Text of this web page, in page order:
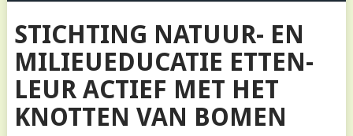
STICHTING NATUUR- EN
MILIEUEDUCATIE ETTEN-
LEUR ACTIEF MET HET
KNOTTEN VAN BOMEN